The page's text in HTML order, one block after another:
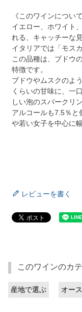
《このワインについて
イエロー、ホワイト
れる、キャッチーな
イタリアでは「モス
この品種は、ブドウ
特徴です。
ブドウやムスクのよ
くらいの甘味に、一
しい泡のスパークリ
アルコールも7.5％と
や若い女子を中心に
レビューを書く
このワインのカ
産地で選ぶ オー